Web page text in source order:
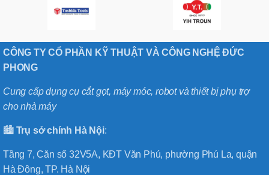
CÔNG TY CỔ PHẦN KỸ THUẬT VÀ CÔNG NGHỆ ĐỨC
PHONG
Cung cấp dụng cụ cắt gọt, máy móc, robot và thiết bị phụ trợ
cho nhà máy
🏙️ Trụ sở chính Hà Nội:
Tầng 7, Căn số 32V5A, KĐT Văn Phú, phường Phú La, quận
Hà Đông, TP. Hà Nội